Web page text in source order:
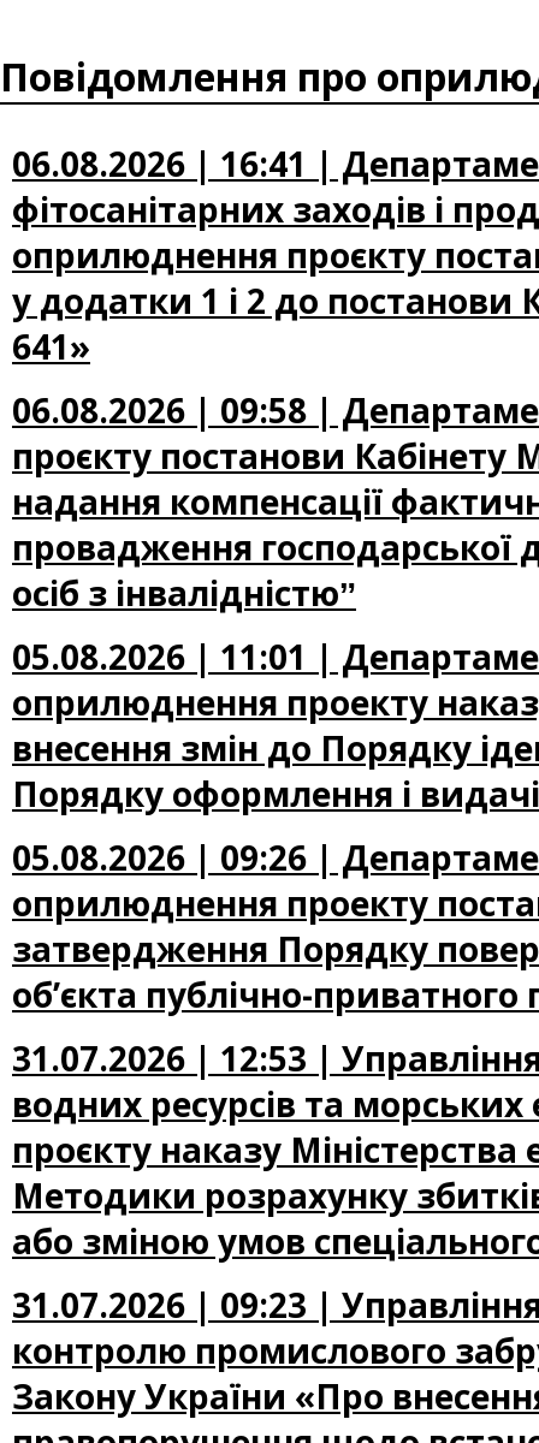
Повідомлення про
06.08.2026 | 16:41 |
фітосанітарних заходів і
оприлюднення проєкту
у додатки 1 і 2 до постанови
641»
06.08.2026 | 09:58 |
проєкту постанови Кабінету
надання компенсації
провадження господарської
осіб з інвалідністюˮ
05.08.2026 | 11:01 |
оприлюднення проекту
внесення змін до Порядку
Порядку оформлення і
05.08.2026 | 09:26 |
оприлюднення проекту
затвердження Порядку
об’єкта публічно-приватного
31.07.2026 | 12:53 |
водних ресурсів та
проєкту наказу
Методики розрахунку
або зміною умов
31.07.2026 | 09:23 |
контролю промислового
Закону України «Про